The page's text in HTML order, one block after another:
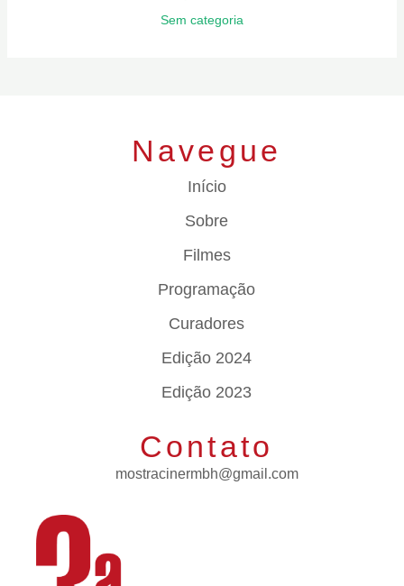
Sem categoria
Navegue
Início
Sobre
Filmes
Programação
Curadores
Edição 2024
Edição 2023
Contato
mostracinermbh@gmail.com